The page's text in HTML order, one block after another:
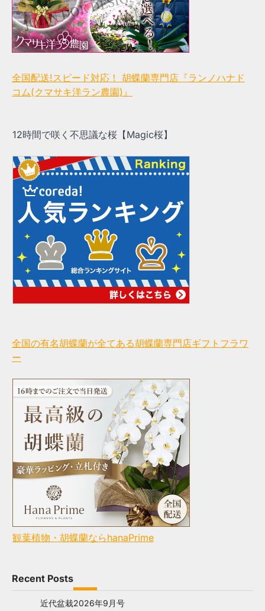
全国配送!スピード対応！ 胡蝶蘭専門店『ランノハナド
コム(クマサキ洋ラン農園)』
12時間で咲く不思議な桜【Magic桜】
全国の有名胡蝶蘭が全てある胡蝶蘭専門店ギフトフラワ
ー
観葉植物・胡蝶蘭ならhanaPrime
Recent Posts
近代盆栽2026年9月号